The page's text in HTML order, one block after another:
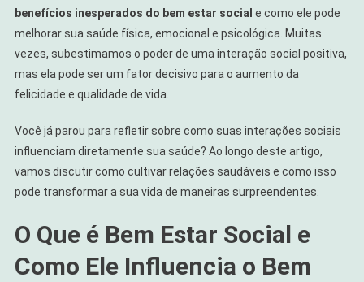
benefícios inesperados do bem estar social e como ele pode
melhorar sua saúde física, emocional e psicológica. Muitas
vezes, subestimamos o poder de uma interação social positiva,
mas ela pode ser um fator decisivo para o aumento da
felicidade e qualidade de vida.
Você já parou para refletir sobre como suas interações sociais
influenciam diretamente sua saúde? Ao longo deste artigo,
vamos discutir como cultivar relações saudáveis e como isso
pode transformar a sua vida de maneiras surpreendentes.
O Que é Bem Estar Social e
Como Ele Influencia o Bem